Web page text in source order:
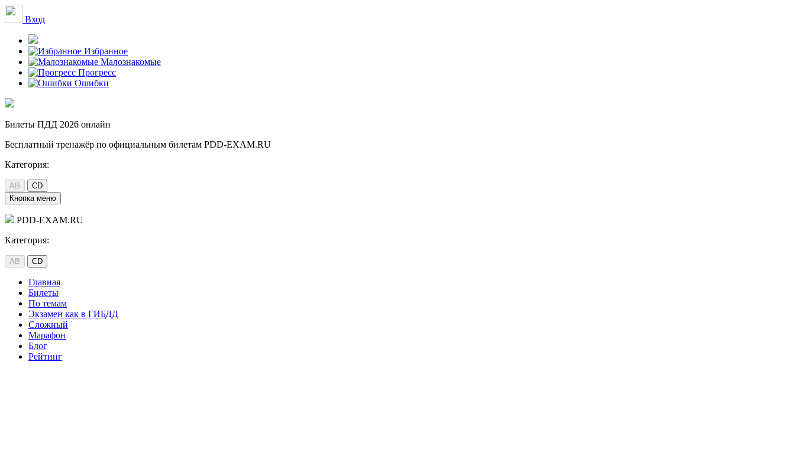
Вход
Избранное
Малознакомые
Прогресс
Ошибки
Билеты ПДД 2026 онлайн
Бесплатный тренажёр по официальным билетам PDD-EXAM.RU
Категория:
AB
СD
Кнопка меню
PDD-EXAM.RU
Категория:
AB СD
Главная
Билеты
По темам
Экзамен как в ГИБДД
Сложный
Марафон
Блог
Рейтинг